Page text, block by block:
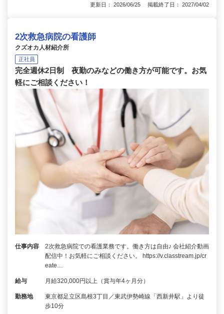
更新日： 2026/06/25 掲載終了日： 2027/04/02
2次救急病院の看護師
クズオカ人材紹介所
正社員
完全週休2日制 夜勤のみなどの働き方が可能です。お気
軽にご相談ください！
仕事内容
2次救急病院での看護業務です。働き方は自由♪ 会社紹介動画
配信中！お気軽にご相談ください。 https://v.classtream.jp/cr
eate…
給与 月給320,000円以上（賞与年4ヶ月分）
勤務地
東京都足立区島根3丁目／東武伊勢崎線「西新井駅」より徒
歩10分